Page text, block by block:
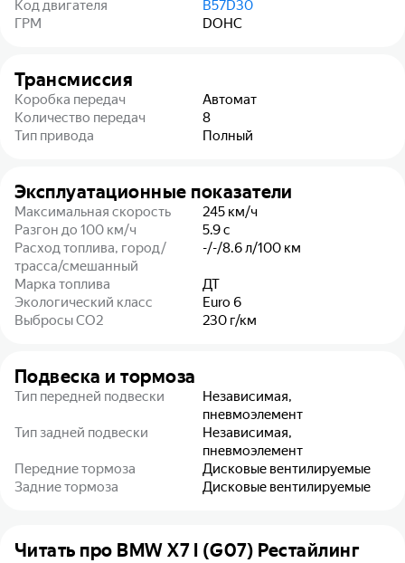
Код двигателя
B57D30
ГРМ
DOHC
Трансмиссия
Коробка передач
Автомат
Количество передач
8
Тип привода
Полный
Эксплуатационные показатели
Максимальная скорость 245 км/ч
Разгон до 100 км/ч
5.9с
Расход топлива, город/
трасса/смешанный
-/-/8.6л/100 км
Марка топлива
ДТ
Экологический класс
Euro 6
Выбросы CO2
230 г/км
Подвеска и тормоза
Тип передней подвески
Независимая,
пневмоэлемент
Тип задней подвески
Независимая,
пневмоэлемент
Передние тормоза
Дисковые вентилируемые
Задние тормоза
Дисковые вентилируемые
Читать про BMW X7 I (G07) Рестайлинг